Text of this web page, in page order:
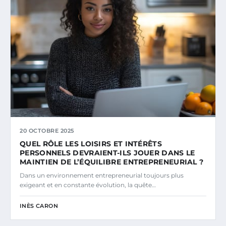
20 OCTOBRE 2025
QUEL RÔLE LES LOISIRS ET INTÉRÊTS
PERSONNELS DEVRAIENT-ILS JOUER DANS LE
MAINTIEN DE L’ÉQUILIBRE ENTREPRENEURIAL ?
Dans un environnement entrepreneurial toujours plus
exigeant et en constante évolution, la quête…
INÈS CARON